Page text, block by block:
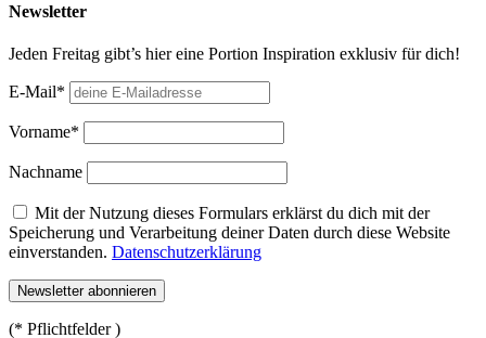
Newsletter
Jeden Freitag gibt’s hier eine Portion Inspiration exklusiv für dich!
E-Mail*
Vorname*
Nachname
Mit der Nutzung dieses Formulars erklärst du dich mit der
Speicherung und Verarbeitung deiner Daten durch diese Website
einverstanden. Datenschutzerklärung
(* Pflichtfelder )